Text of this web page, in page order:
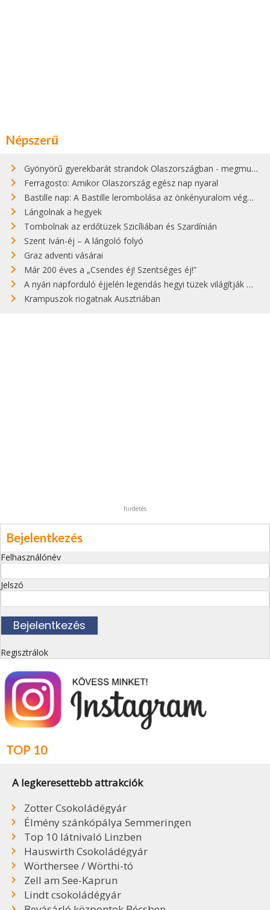
Népszerű
Gyönyörű gyerekbarát strandok Olaszországban - megmutatjuk a 15 legjobbat
Ferragosto: Amikor Olaszország egész nap nyaral
Bastille nap: A Bastille lerombolása az önkényuralom végét jelentette
Lángolnak a hegyek
Tombolnak az erdőtüzek Szicíliában és Szardínián
Szent Iván-éj – A lángoló folyó
Graz adventi vásárai
Már 200 éves a „Csendes éj! Szentséges éj!”
A nyári napforduló éjjelén legendás hegyi tüzek világítják meg Zugspitzét
Krampuszok riogatnak Ausztriában
hirdetés
Bejelentkezés
Felhasználónév
Jelszó
Regisztrálok
TOP 10
A legkeresettebb attrakciók
Zotter Csokoládégyár
Élmény szánkópálya Semmeringen
Top 10 látnivaló Linzben
Hauswirth Csokoládégyár
Wörthersee / Wörthi-tó
Zell am See-Kaprun
Lindt csokoládégyár